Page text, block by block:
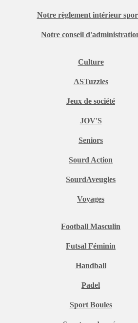
Notre règlement intérieur
Notre conseil
Culture
ASTuzzles
Jeux de société
JOV'S
Seniors
Sourd Action
SourdAveugles
Voyages
Football Masculin
Futsal Féminin
Handball
Padel
Sport Boules